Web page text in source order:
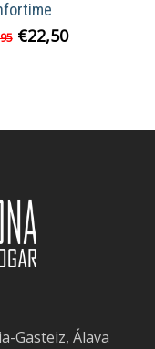
El
€22,50El
Gasteiz, Álava